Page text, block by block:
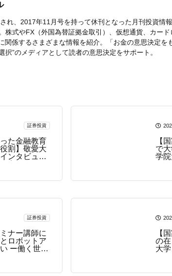
れ、2017年11月号を持って休刊となった月刊投資情
株式やFX（外国為替証拠金取引）、仮想通貨、カー
関係するさまざまな情報を紹介。「お金の意思決定を
択”のメディアとして読者の意思決定をサポート。
証券投資
た金融教育
割】敬愛大
ンタビュー
【
で
学
証券投資
ナー講師に
ロボットア
ー働く世代
【
の
大